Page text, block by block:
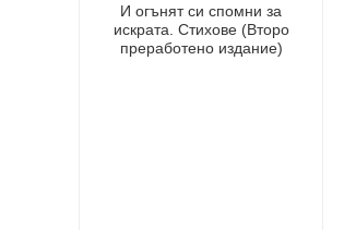
И огънят си спомни за
искрата. Стихове (Второ
преработено издание)